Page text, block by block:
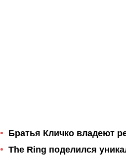
Братья Кличко владеют
The Ring поделился